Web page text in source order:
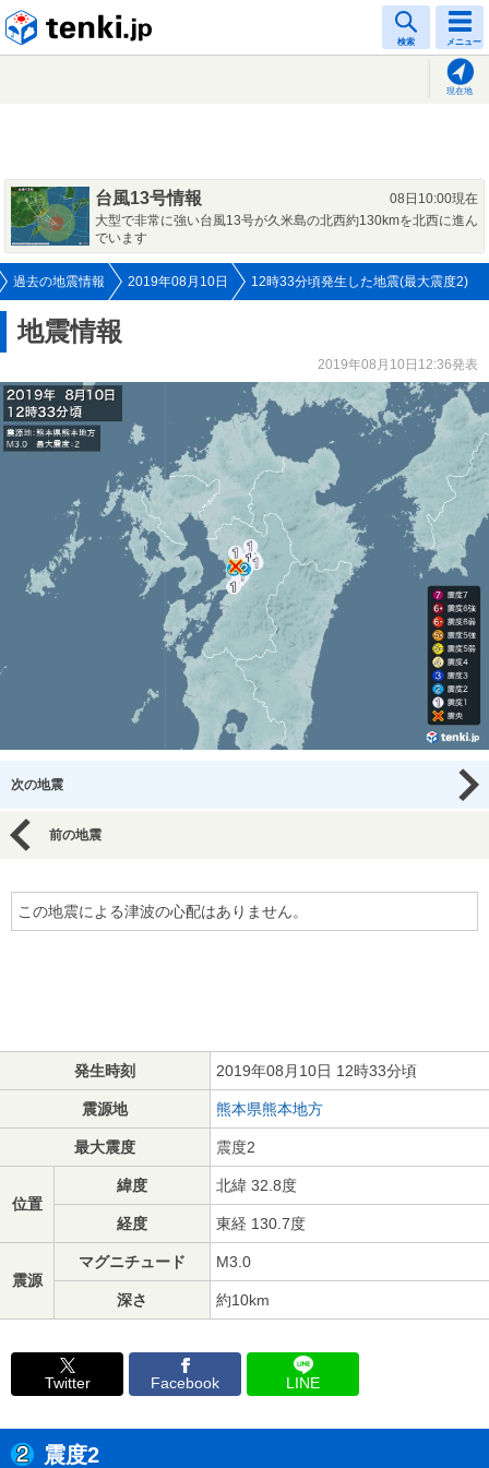
検索 メニュー
現在地
台風13号情報
08日10:00現在
大型で非常に強い台風13号が久米島の北西約130kmを北西に進ん
でいます
過去の地震情報 2019年08月10日 12時33分頃発生した地震(最大震度2)
地震情報
2019年08月10日12:36発表
次の地震
前の地震
この地震による津波の心配はありません。
発生時刻 2019年08月10日 12時33分頃
震源地 熊本県熊本地方
最大震度 震度2
位置
緯度 北緯 32.8度
経度 東経 130.7度
震源
マグニチュード M3.0
深さ 約10km
Twitter Facebook LINE
震度2